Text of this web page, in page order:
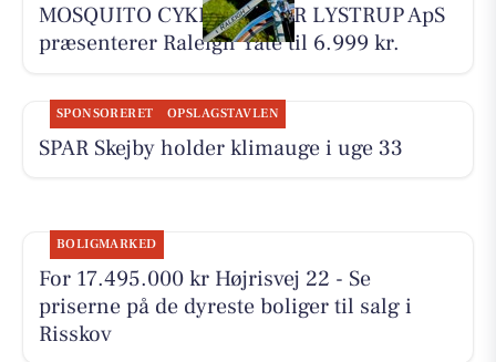
MOSQUITO CYKELCENTER LYSTRUP ApS
præsenterer Raleigh Yate til 6.999 kr.
SPONSORERET OPSLAGSTAVLEN
SPAR Skejby holder klimauge i uge 33
BOLIGMARKED
For 17.495.000 kr Højrisvej 22 - Se
priserne på de dyreste boliger til salg i
Risskov